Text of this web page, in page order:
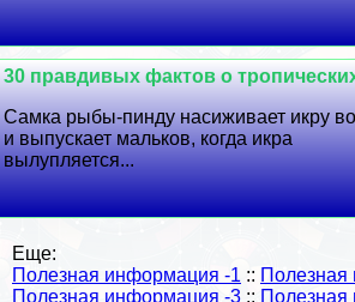
30 правдивых фактов о
Самка рыбы-пинду насиживает икру
и выпускает мальков, когда икра
вылупляется...
Еще:
Полезная информация -1 ::
Полезная информация -3 ::